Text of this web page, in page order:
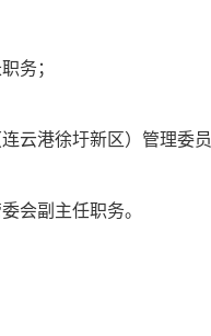
务；
云港徐圩新区）管理委员
会副主任职务。